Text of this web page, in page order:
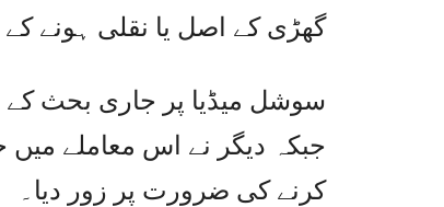
گھڑی کے اصل یا نقلی ہونے
سوشل میڈیا پر جاری بحث کے
جبکہ دیگر نے اس معاملے
کرنے کی ضرورت پر زور دیا۔